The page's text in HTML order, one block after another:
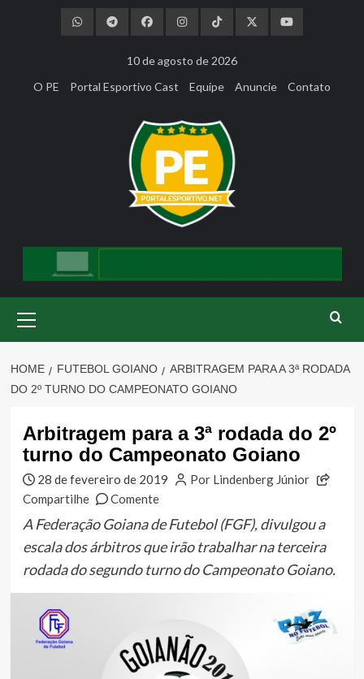
10 de agosto de 2026
O PE
Portal Esportivo Cast Equipe Anuncie Contato
Menu
HOME FUTEBOL GOIANO
ARBITRAGEM PARA A 3ª RODADA
DO 2º TURNO DO CAMPEONATO GOIANO
Arbitragem para a 3ª rodada do 2º
turno do Campeonato Goiano
28 de fevereiro de 2019
Por Lindenberg Júnior
Compartilhe
Comente
A Federação Goiana de Futebol (FGF), divulgou a
escala dos árbitros que irão trabalhar na terceira
rodada do segundo turno do Campeonato Goiano.